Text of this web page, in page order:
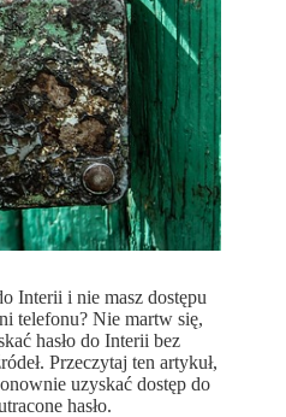
Interii i nie masz dostępu
telefonu? Nie martw się,
hasło do Interii bez
Przeczytaj ten artykuł,
uzyskać dostęp do
hasło.